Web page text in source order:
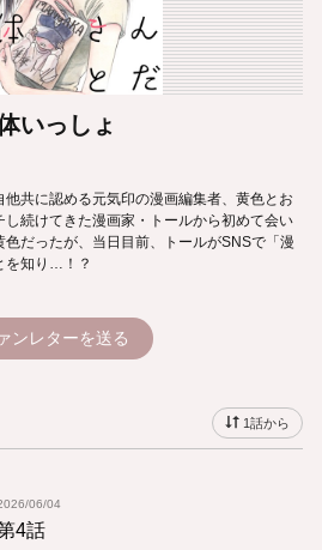
いっしょ
他共に認める元気印の漫画編集者、黄色とお
し続けてきた漫画家・トールから初めて会い
だったが、当日目前、トールがSNSで「漫
を知り…！？
ンレターを送る
1話から
06/04
4話